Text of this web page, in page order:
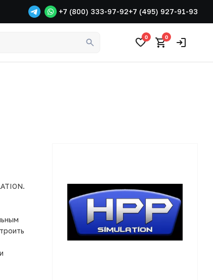
+7 (800) 333-97-92+7 (495) 927-91-93
0 0